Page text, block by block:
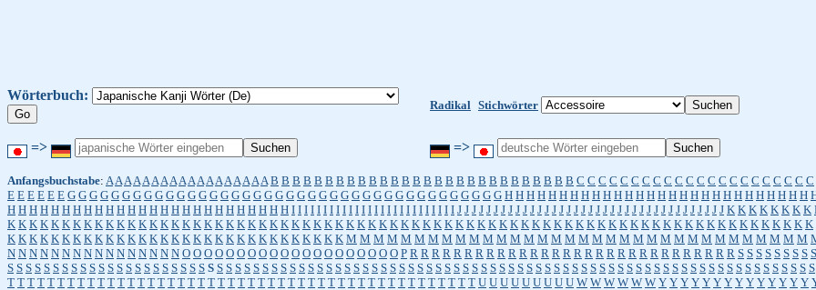
Wörterbuch:
Radikal Stichwörter
=> =>
Anfangsbuchstabe: A A A A A A A A A A A A A A A A A A B B B B B B B B B B B B B B B B B B B B B B B B B B B B C C C C C C C C C C C C C C C C C C C C C C
E E E E E E G G G G G G G G G G G G G G G G G G G G G G G G G G G G G G G G G G G G G G G G H H H H H H H H H H H H H H H H H H H H H H H H H H H H
H H H H H H H H H H H H H H H H H H H H H H H H H H I I I I I I I I I I I I I I I I I I I I I I I I I I J J J J J J J J J J J J J J J J J J J J J J J J J J J J J J J J J J J J J K K K K K K K K
K K K K K K K K K K K K K K K K K K K K K K K K K K K K K K K K K K K K K K K K K K K K K K K K K K K K K K K K K K K K K K K K K K K K K K K K K K
K K K K K K K K K K K K K K K K K K K K K K K K K K K K K K K M M M M M M M M M M M M M M M M M M M M M M M M M M M M M M M M M M
N N N N N N N N N N N N N N N N O O O O O O O O O O O O O O O O O O O O P R R R R R R R R R R R R R R R R R R R R R R R R R R R R R R S S S S S S S S S
S S S S S S S S S S S S S S S S S S S S S S S S S S S S S S S S S S S S S S S S S S S S S S S S S S S S S S S S S S S S S S S S S S S S S S S S S S S S S S S S S S S S S S S S S
T T T T T T T T T T T T T T T T T T T T T T T T T T T T T T T T T T T T T T T T T T T T T T T U U U U U U U U U W W W W W W Y Y Y Y Y Y Y Y Y Y Y Y Y Y